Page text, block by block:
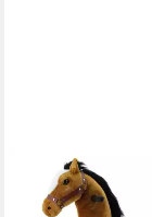
SWEETY-TOYS
Reittier Sweety
Reittier Pferd